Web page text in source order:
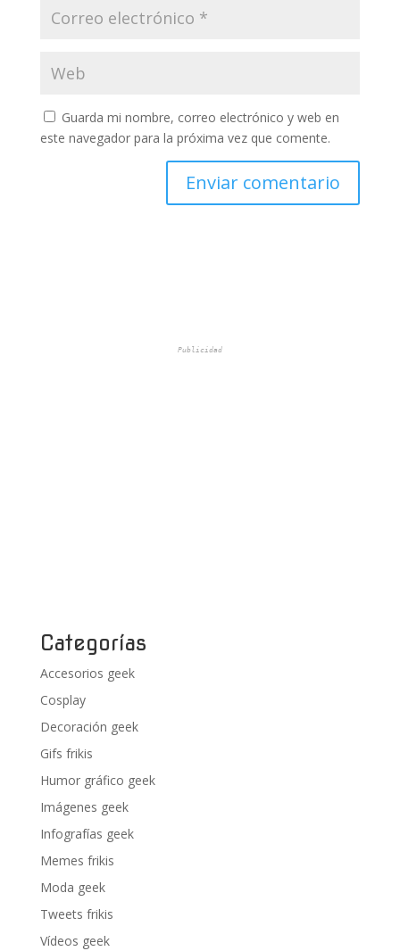
Guarda mi nombre, correo electrónico y web en
este navegador para la próxima vez que comente.
Publicidad
Categorías
Accesorios geek
Cosplay
Decoración geek
Gifs frikis
Humor gráfico geek
Imágenes geek
Infografías geek
Memes frikis
Moda geek
Tweets frikis
Vídeos geek